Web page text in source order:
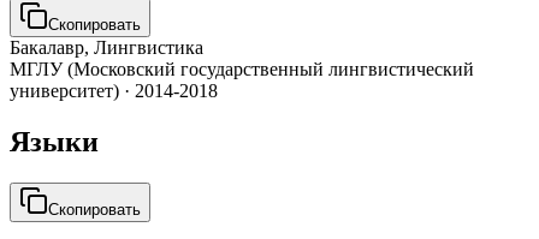
Скопировать
Бакалавр, Лингвистика
МГЛУ (Московский государственный лингвистический
университет) · 2014-2018
Языки
Скопировать